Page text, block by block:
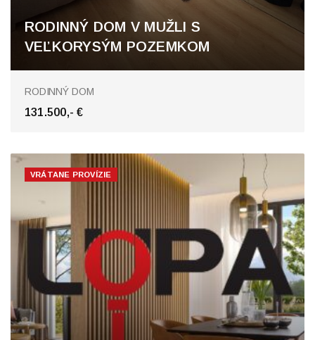
RODINNÝ DOM V MUŽLI S
VEĽKORYSÝM POZEMKOM
Mužla
RODINNÝ DOM
131.500,- €
VRÁTANE PROVÍZIE